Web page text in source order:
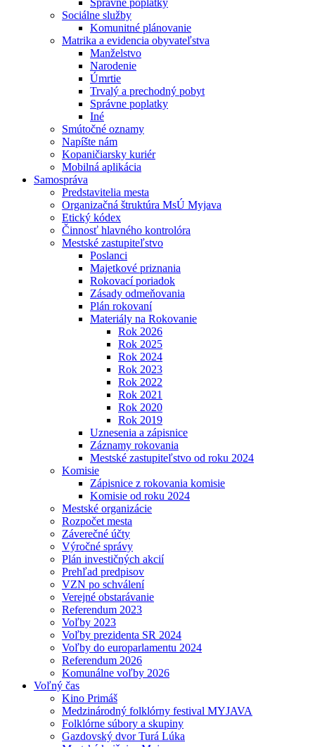
Správne poplatky
Sociálne služby
Komunitné plánovanie
Matrika a evidencia obyvateľstva
Manželstvo
Narodenie
Úmrtie
Trvalý a prechodný pobyt
Správne poplatky
Iné
Smútočné oznamy
Napíšte nám
Kopaničiarsky kuriér
Mobilná aplikácia
Samospráva
Predstavitelia mesta
Organizačná štruktúra MsÚ Myjava
Etický kódex
Činnosť hlavného kontrolóra
Mestské zastupiteľstvo
Poslanci
Majetkové priznania
Rokovací poriadok
Zásady odmeňovania
Plán rokovaní
Materiály na Rokovanie
Rok 2026
Rok 2025
Rok 2024
Rok 2023
Rok 2022
Rok 2021
Rok 2020
Rok 2019
Uznesenia a zápisnice
Záznamy rokovania
Mestské zastupiteľstvo od roku 2024
Komisie
Zápisnice z rokovania komisie
Komisie od roku 2024
Mestské organizácie
Rozpočet mesta
Záverečné účty
Výročné správy
Plán investičných akcií
Prehľad predpisov
VZN po schválení
Verejné obstarávanie
Referendum 2023
Voľby 2023
Voľby prezidenta SR 2024
Voľby do europarlamentu 2024
Referendum 2026
Komunálne voľby 2026
Voľný čas
Kino Primáš
Medzinárodný folklórny festival MYJAVA
Folklórne súbory a skupiny
Gazdovský dvor Turá Lúka